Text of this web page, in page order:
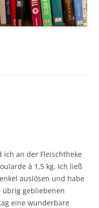
ich an der Fleischtheke
à 1,5 kg. Ich ließ
auslösen und habe
übrig gebliebenen
eine wunderbare